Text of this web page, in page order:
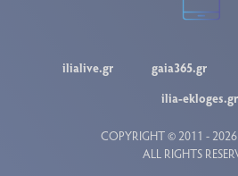
ilialive.gr gaia365.gr
ilia-ekloges.gr
COPYRIGHT © 2011 -
ALL RIGHTS